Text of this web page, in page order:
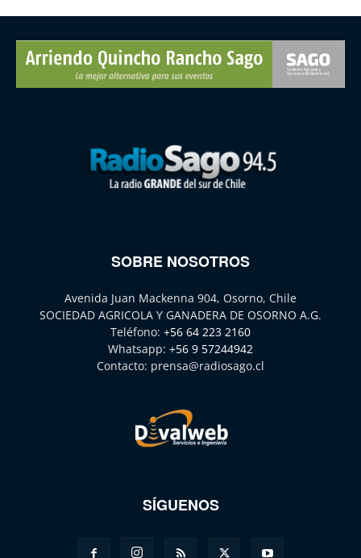
SOBRE NOSOTROS
Avenida Juan Mackenna 904, Osorno, Chile
SOCIEDAD AGRICOLA Y GANADERA DE OSORNO A.G.
Teléfono: +56 64 223 2160
Whatsapp: +56 9 57244942
Contacto: prensa@radiosago.cl
SÍGUENOS